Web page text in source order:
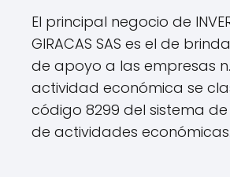
El principal negocio de
GIRACAS SAS es el de
de apoyo a las empresas
actividad económica se
código 8299 del sistema
de actividades económicas.